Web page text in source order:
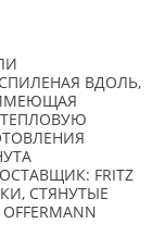
ВДОЛЬ,
FRITZ
СТЯНУТЫЕ